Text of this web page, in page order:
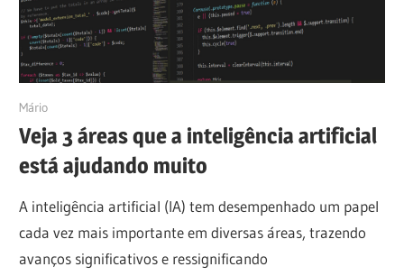
26/06/2023
Mário
Veja 3 áreas que a inteligência artificial
está ajudando muito
A inteligência artificial (IA) tem desempenhado um papel
cada vez mais importante em diversas áreas, trazendo
avanços significativos e ressignificando